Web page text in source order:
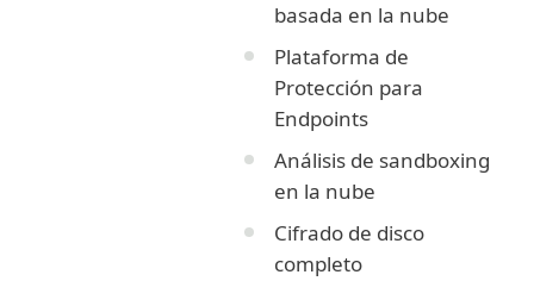
basada en la nube
Plataforma de
Protección para
Endpoints
Análisis de sandboxing
en la nube
Cifrado de disco
completo